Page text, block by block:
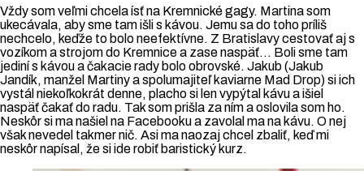
Vždy som veľmi chcela ísť na Kremnické gagy. Martina som
ukecávala, aby sme tam išli s kávou. Jemu sa do toho príliš
nechcelo, keďže to bolo neefektívne. Z Bratislavy cestovať aj s
vozíkom a strojom do Kremnice a zase naspäť… Boli sme tam
jediní s kávou a čakacie rady bolo obrovské. Jakub (Jakub
Jandík, manžel Martiny a spolumajiteľ kaviarne Mad Drop) si ich
vystál niekoľkokrát denne, placho si len vypýtal kávu a išiel
naspäť čakať do radu. Tak som prišla za ním a oslovila som ho.
Neskôr si ma našiel na Facebooku a zavolal ma na kávu. O nej
však nevedel takmer nič. Asi ma naozaj chcel zbaliť, keď mi
neskôr napísal, že si ide robiť baristický kurz.